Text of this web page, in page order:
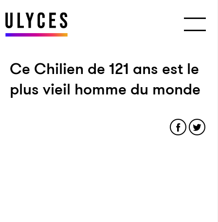
Ce Chilien de 121 ans est le
plus vieil homme du monde